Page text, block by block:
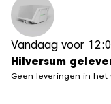
Vandaag voor
Hilversum
Geen leveringen in